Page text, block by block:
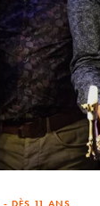
- DÈS 11 ANS